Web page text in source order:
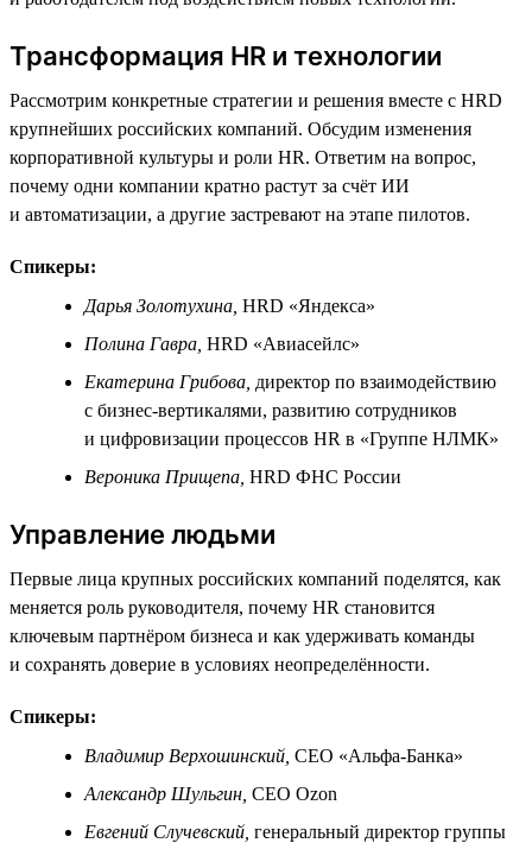
Трансформация HR и технологии
Рассмотрим конкретные стратегии и решения вместе с HRD
крупнейших российских компаний. Обсудим изменения
корпоративной культуры и роли HR. Ответим на вопрос,
почему одни компании кратно растут за счёт ИИ
и автоматизации, а другие застревают на этапе пилотов.
Спикеры:
Дарья Золотухина, HRD «Яндекса»
Полина Гавра, HRD «Авиасейлс»
Екатерина Грибова, директор по взаимодействию
с бизнес-вертикалями, развитию сотрудников
и цифровизации процессов HR в «Группе НЛМК»
Вероника Прищепа, HRD ФНС России
Управление людьми
Первые лица крупных российских компаний поделятся, как
меняется роль руководителя, почему HR становится
ключевым партнёром бизнеса и как удерживать команды
и сохранять доверие в условиях неопределённости.
Спикеры:
Владимир Верхошинский, СЕО «Альфа-Банка»
Александр Шульгин, СЕО Ozon
Евгений Случевский, генеральный директор группы